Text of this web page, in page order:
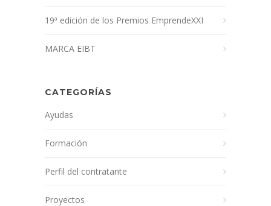
19ª edición de los Premios EmprendeXXI
MARCA EIBT
CATEGORÍAS
Ayudas
Formación
Perfil del contratante
Proyectos